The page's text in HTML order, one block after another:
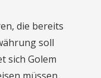
die bereits
soll
sich Golem